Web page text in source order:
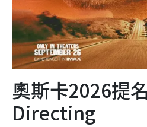
奧斯卡2026提
Directing